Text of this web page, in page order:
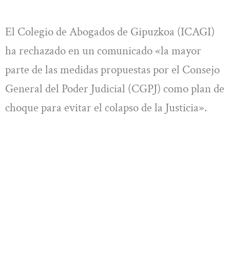
El Colegio de Abogados de Gipuzkoa (ICAGI)
ha rechazado en un comunicado «la mayor
parte de las medidas propuestas por el Consejo
General del Poder Judicial (CGPJ) como plan de
choque para evitar el colapso de la Justicia».